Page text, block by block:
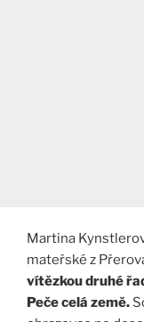
Martina
mateřské z
vítězkou druhé
Peče celá země.